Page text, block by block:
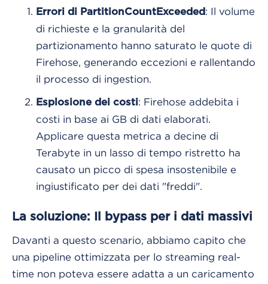
Errori di PartitionCountExceeded : Il volume
di richieste e la granularità del
partizionamento hanno saturato le quote di
Firehose, generando eccezioni e rallentando
il processo di ingestion.
Esplosione dei costi: Firehose addebita i
costi in base ai GB di dati elaborati.
Applicare questa metrica a decine di
Terabyte in un lasso di tempo ristretto ha
causato un picco di spesa insostenibile e
ingiustificato per dei dati "freddi".
La soluzione: Il bypass per i dati massivi
Davanti a questo scenario, abbiamo capito che
una pipeline ottimizzata per lo streaming real-
time non poteva essere adatta a un caricamento